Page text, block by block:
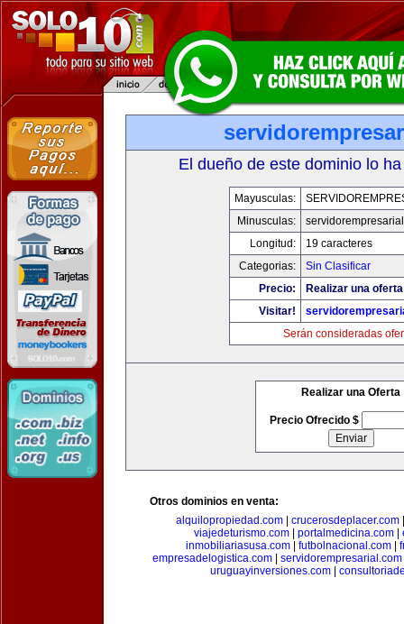
El dueño de este dominio lo
Mayusculas:
Minusculas:
Longitud:
19 caracteres
Categorias:
Sin Clasificar
Precio:
Realizar una
Visitar!
Serán consideradas
Realizar una Oferta
Precio Ofrecido $
Otros dominios en venta:
alquilopropiedad.com| crucerosdeplacer.com
viajedeturismo.com
portalmedicina.com
inmobiliariasusa.com| futbolnacional.com|
empresadelogistica.com| servidorempresarial.com
uruguayinversiones.com